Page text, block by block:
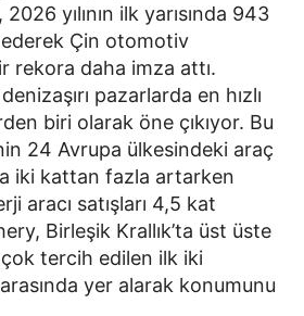
yılının ilk yarısında 943
Çin otomotiv
rekora daha imza attı.
pazarlarda en hızlı
biri olarak öne çıkıyor. Bu
24 Avrupa ülkesindeki araç
iki kattan fazla artarken
aracı satışları 4,5 kat
Birleşik Krallık’ta üst üste
tercih edilen ilk iki
yer alarak konumunu